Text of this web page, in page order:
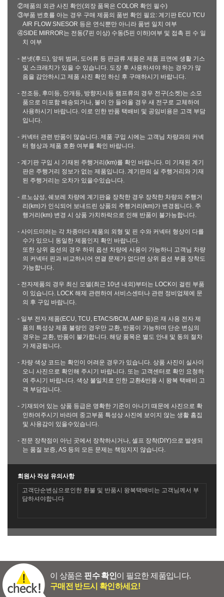
②제품의 외관 사진 확인(외장 품목은 COLOR 확인 필수)
③부품 번호를 아는 경우 구매 제품의 품번 확인 필요: 계기판 ECU TCU
AIR FLOW SNESOR 등은 연식뿐만 아니라 품번 일치 여부
④SIDE MIRROR는 전동(7핀 이상) 수동(5핀 이하)여부 및 접촉 핀 수 일
치 여부
- 본넷(후드), 앞뒤 범퍼, 도어류 등 판금류 제품은 제품 표면에 생활 기스
및 스크래치가 있을 수 있습니다. 도장 후 사용하셔야 하는 경우가 많
음을 감안하시고 제품 사진 확인 하신 후 구매하시기 바랍니다.
- 전조등, 후미등, 안개등, 방향지시등 램프류의 경우 전구(소켓)는 소모
품으로 미포함 배송되거나, 불이 안 들어올 경우 새 전구로 교체하여
사용하시기 바랍니다. 이로 인한 반품 택배비 및 공임비용은 고객 부담
입니다.
- 커넥터 관련 반품이 많습니다. 제품 구입 시에는 고객님 차량과의 커넥
터 형상과 제품 호환 여부를 확인 바랍니다.
- 계기판 구입 시 기재된 주행거리(km)를 확인 바랍니다. 미 기재된 계기
판은 주행거리 정보가 없는 제품입니다. 계기판의 실 주행거리와 기재
된 주행거리는 오차가 있을수있습니다.
- 르노삼성, 쉐보레 차량에 계기판을 장착한 경우 장착한 차량의 주행거
리(km)가 인식되어 보내드린 상품의 주행거리(km)가 변경됩니다. 주
행거리(km) 변경 시 상품 가치하락으로 인해 반품이 불가능합니다.
- 사이드미러는 각 차종마다 제품의 외형 및 핀 수와 커넥터 형상이 다를
수가 있으니 동일한 제품인지 확인 바랍니다.
또한 상위 옵션의 경우 하위 옵션 차량에 사용이 가능하니 고객님 차량
의 커넥터 핀과 비교하시어 연결 문제가 없다면 상위 옵션 부품 장착도
가능합니다.
- 전자제품의 경우 최신 모델(최근 10년 내외)부터는 LOCK이 걸린 부품
이 있습니다. LOCK 해제 관련하여 서비스센터나 관련 정비업체에 문
의 후 구입 바랍니다.
- 일부 전자 제품(ECU, TCU, ETACS/BCM, AMP 등)은 재 사용 전자 제
품의 특성상 제품 불량인 경우만 교환, 반품이 가능하며 단순 변심의
경우는 교환, 반품이 불가합니다. 해당 품목은 별도 안내 및 동의 절차
가 제공됩니다.
- 차량 색상 코드는 확인이 어려운 경우가 있습니다. 상품 사진이 실사이
오니 사진으로 확인해 주시기 바랍니다. 또는 고객센터로 확인 요청하
여 주시기 바랍니다. 색상 불일치로 인한 교환&반품 시 왕복 택배비 고
객 부담입니다.
- 기재되어 있는 상품 등급은 명확한 기준이 아니기 때문에 사진으로 확
인하여주시기 바라며 중고부품 특성상 사진에 보이지 않는 생활 흠집
및 사용감이 있을수있습니다.
- 전문 장착점이 아닌 곳에서 장착하시거나, 셀프 장착(DIY)으로 발생되
는 품질 보증, AS 등의 모든 문제는 책임지지 않습니다.
회원사 작성 유의사항
고객단순변심으로인한 환불 및 반품시 왕복택배비는 고객님께서 부
담하셔야합니다
이 상품은 핀수 확인이 필요한 제품입니다.
구매전 반드시 확인하세요!